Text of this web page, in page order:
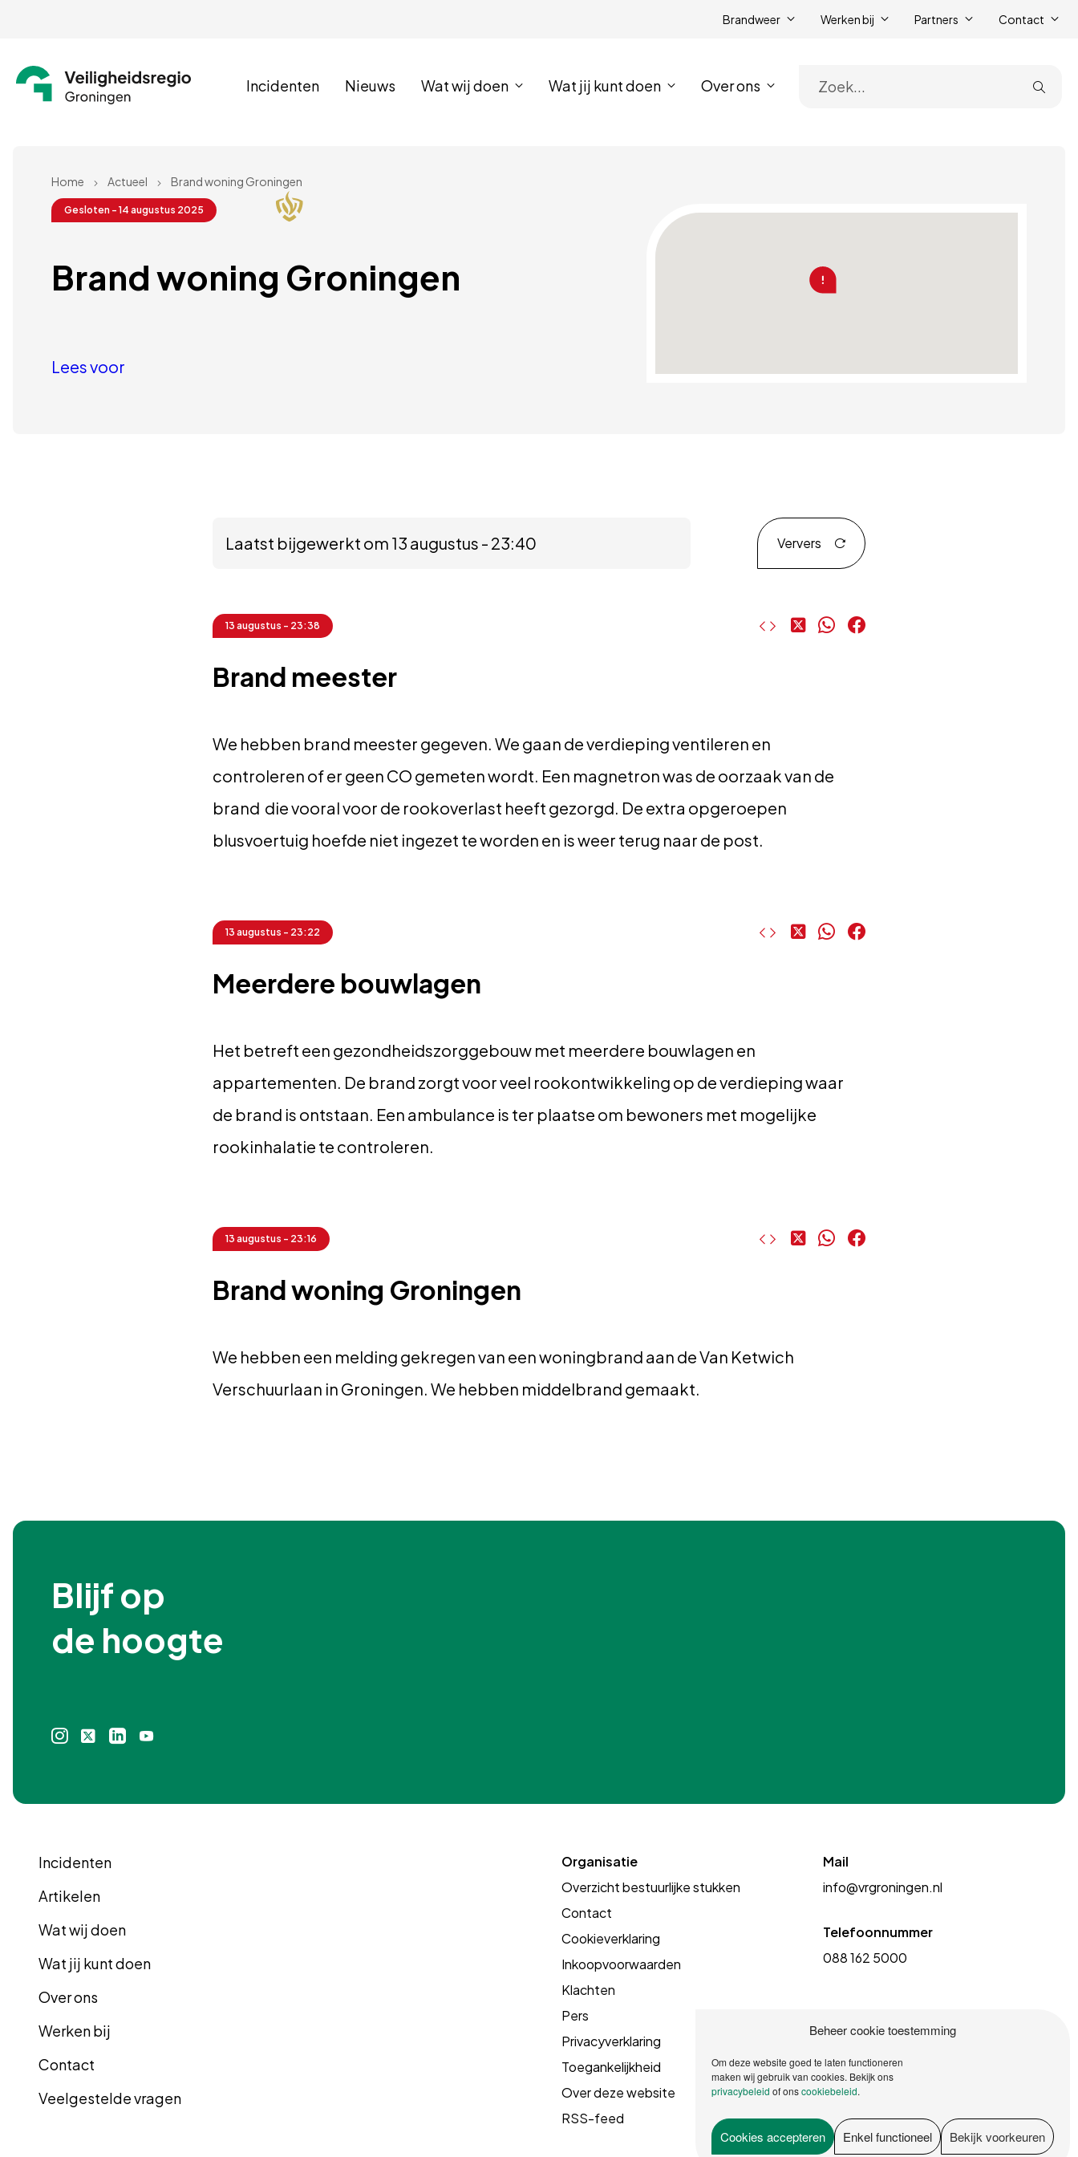
Beheer cookie toestemming
Om deze website goed te laten functioneren
maken wij gebruik van cookies. Bekijk ons
privacybeleid of onscookiebeleid.
Cookies accepteren Enkel functioneel Bekijk voorkeuren
Incidenten Nieuws Wat wij doen Wat jij kunt doen Over ons
Brandweer Werken bij Partners Contact
Home Actueel Brand woning Groningen
Gesloten - 14 augustus 2025
Brand woning Groningen
Lees voor
Laatst bijgewerkt om 13 augustus - 23:40 Ververs
13 augustus - 23:38 DeelDeelDeel
Brand meester
We hebben brand meester gegeven. We gaan de verdieping ventileren en
controleren of er geen CO gemeten wordt. Een magnetron was de oorzaak van de
brand die vooral voor de rookoverlast heeft gezorgd. De extra opgeroepen
blusvoertuig hoefde niet ingezet te worden en is weer terug naar de post.
13 augustus - 23:22 DeelDeelDeel
Meerdere bouwlagen
Het betreft een gezondheidszorggebouw met meerdere bouwlagen en
appartementen. De brand zorgt voor veel rookontwikkeling op de verdieping waar
de brand is ontstaan. Een ambulance is ter plaatse om bewoners met mogelijke
rookinhalatie te controleren.
13 augustus - 23:16 DeelDeelDeel
Brand woning Groningen
We hebben een melding gekregen van een woningbrand aan de Van Ketwich
Verschuurlaan in Groningen. We hebben middelbrand gemaakt.
Blijf op
de hoogte
InstagramLinkedin
Incidenten
Artikelen
Wat wij doen
Wat jij kunt doen
Over ons
Werken bij
Contact
Veelgestelde vragen
Organisatie
Overzicht bestuurlijke stukken
Contact
Cookieverklaring
Inkoopvoorwaarden
Klachten
Pers
Privacyverklaring
Toegankelijkheid
Over deze website
RSS-feed
Mail
info@vrgroningen.nl
Telefoonnummer
088 162 5000